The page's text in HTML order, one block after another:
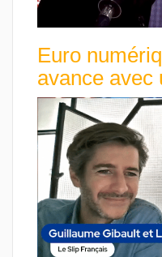
Euro
avance avec